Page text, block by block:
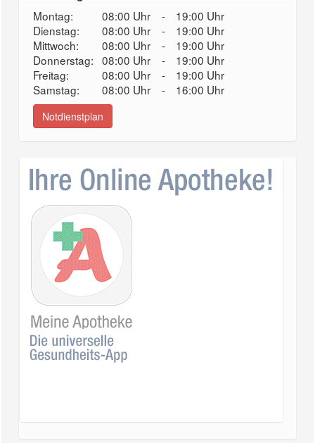
Montag: 08:00 Uhr -
19:00 Uhr
Dienstag:
08:00 Uhr -
19:00 Uhr
Mittwoch:
08:00 Uhr -
19:00 Uhr
Donnerstag: 08:00 Uhr -
19:00 Uhr
Freitag:
08:00 Uhr -
19:00 Uhr
Samstag:
08:00 Uhr - 16:00 Uhr
Notdienstplan